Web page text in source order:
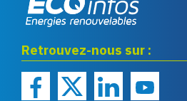
renouvelables
Retrouvez-nous sur :